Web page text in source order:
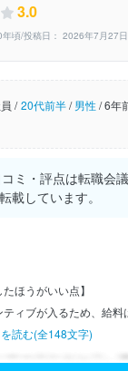
3.0
頃/投稿日： 2026年7月27日
/ 20代前半/男性/6年
ミ・評点は転職会
転載しています。
ほうがいい点】
ィブが入るため、給料
読む(全148文字)